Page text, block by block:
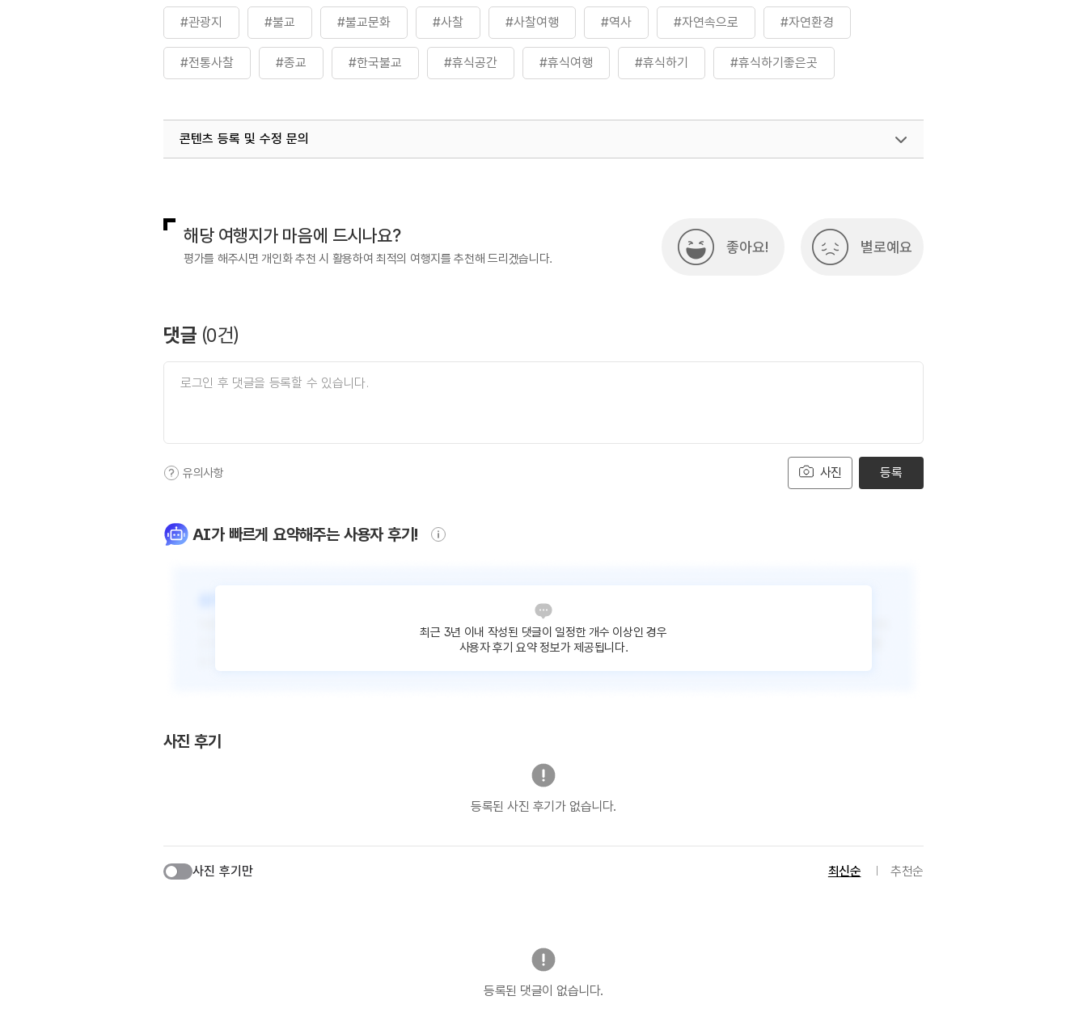
#관광지 #불교 #불교문화 #사찰 #사찰여행 #역사 #자연속으로 #자연환경
#전통사찰 #종교 #한국불교 #휴식공간 #휴식여행 #휴식하기 #휴식하기좋은곳
콘텐츠 등록 및 수정 문의
해당 여행지가 마음에 드시나요?
평가를 해주시면 개인화 추천 시 활용하여 최적의 여행지를 추천해 드리겠습니다.
좋아요! 별로예요
댓글 (0건)
사진
유의사항 등록
AI가 빠르게 요약해주는 사용자 후기!
최근 3년 이내 작성된 댓글이 일정한 개수 이상인 경우
사용자 후기 요약 정보가 제공됩니다.
사진 후기
등록된 사진 후기가 없습니다.
사진 후기만 최신순 추천순
등록된 댓글이 없습니다.